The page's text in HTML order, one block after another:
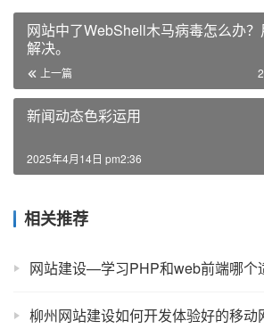
网站中了WebShell木马病毒怎么办
解决。
上一篇
新闻动态色彩运用
2025年4月14日 pm2:36
相关推荐
网站建设—学习PHP和web前端哪个
柳州网站建设如何开发体验好的移动